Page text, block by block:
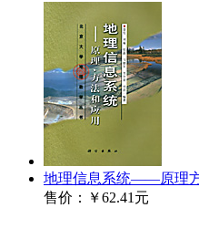
地理信息系统——原理
售价：
￥62.41元